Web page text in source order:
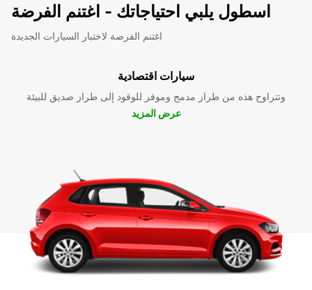
اسطول يلبي احتياجاتك - اغتنم الفرضة
اغتنم الفرصة لاختبار السيارات الجديدة
سيارات اقتصادية
وتتراوح هذه من طراز مدمج وموفر للوقود إلى طراز صديق للبيئة
عرض المزيد